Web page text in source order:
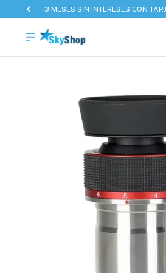
3 MESES SIN INTERESES CON